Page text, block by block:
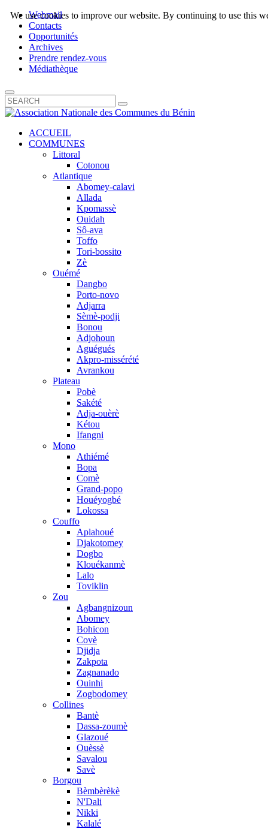
Webmail
Contacts
Opportunités
Archives
Prendre rendez-vous
Médiathèque
ACCUEIL
COMMUNES
Littoral
Cotonou
Atlantique
Abomey-calavi
Allada
Kpomassè
Ouidah
Sô-ava
Toffo
Tori-bossito
Zè
Ouémé
Dangbo
Porto-novo
Adjarra
Sèmè-podji
Bonou
Adjohoun
Aguégués
Akpro-missérété
Avrankou
Plateau
Pobè
Sakété
Adja-ouèrè
Kétou
Ifangni
Mono
Athiémé
Bopa
Comè
Grand-popo
Houéyogbé
Lokossa
Couffo
Aplahoué
Djakotomey
Dogbo
Klouékanmè
Lalo
Toviklin
Zou
Agbangnizoun
Abomey
Bohicon
Covè
Djidja
Zakpota
Zagnanado
Ouinhi
Zogbodomey
Collines
Bantè
Dassa-zoumè
Glazoué
Ouèssè
Savalou
Savè
Borgou
Bèmbèrèkè
N'Dali
Nikki
Kalalé
We use cookies to improve our website. By continuing to use this